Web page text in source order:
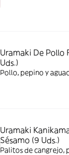
Uramaki De Pollo
Uds.)
Pollo, pepino y
Uramaki
Sésamo (9 Uds.)
Palitos de cangrejo,